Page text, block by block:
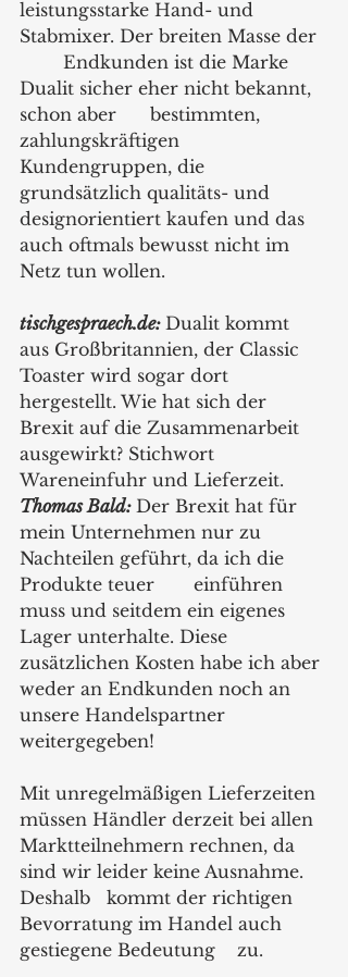
leistungsstarke Hand- und
Stabmixer. Der breiten Masse der
Dualit sicher eher nicht bekannt,
schon aber 	bestimmten,
zahlungskräftigen
Kundengruppen, die
grundsätzlich qualitäts- und
designorientiert kaufen und das
auch oftmals bewusst nicht im
Netz tun wollen.
tischgespraech.de: Dualit kommt
aus Großbritannien, der Classic
Toaster wird sogar dort
hergestellt. Wie hat sich der
Brexit auf die Zusammenarbeit
ausgewirkt? Stichwort
Wareneinfuhr und Lieferzeit.
Thomas Bald: Der Brexit hat für
mein Unternehmen nur zu
Nachteilen geführt, da ich die
Produkte teuer 	einführen
muss und seitdem ein eigenes
Lager unterhalte. Diese
zusätzlichen Kosten habe ich aber
weder an Endkunden noch an
unsere Handelspartner
weitergegeben!
Mit unregelmäßigen Lieferzeiten
müssen Händler derzeit bei allen
Marktteilnehmern rechnen, da
sind wir leider keine Ausnahme.
Deshalb 	kommt der richtigen
Bevorratung im Handel auch
gestiegene Bedeutung 	zu.